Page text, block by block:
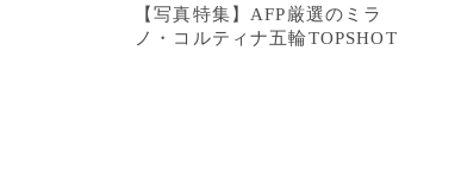
【写真特集】AFP厳選のミラ
ノ・コルティナ五輪TOPSHOT